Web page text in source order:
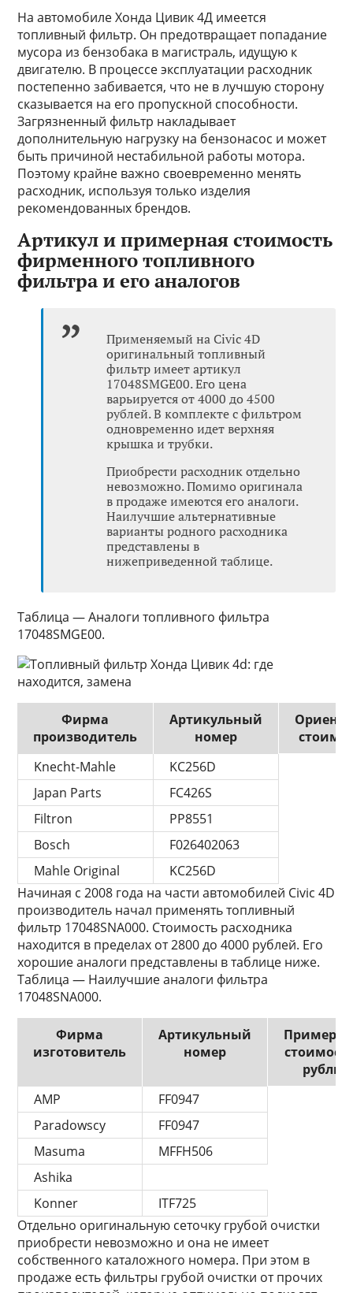
На автомобиле Хонда Цивик 4Д имеется
топливный фильтр. Он предотвращает попадание
мусора из бензобака в магистраль, идущую к
двигателю. В процессе эксплуатации расходник
постепенно забивается, что не в лучшую сторону
сказывается на его пропускной способности.
Загрязненный фильтр накладывает
дополнительную нагрузку на бензонасос и может
быть причиной нестабильной работы мотора.
Поэтому крайне важно своевременно менять
расходник, используя только изделия
рекомендованных брендов.
Артикул и примерная стоимость
фирменного топливного
фильтра и его аналогов
Применяемый на Civic 4D
оригинальный топливный
фильтр имеет артикул
17048SMGE00. Его цена
варьируется от 4000 до 4500
рублей. В комплекте с фильтром
одновременно идет верхняя
крышка и трубки.
Приобрести расходник отдельно
невозможно. Помимо оригинала
в продаже имеются его аналоги.
Наилучшие альтернативные
варианты родного расходника
представлены в
нижеприведенной таблице.
Таблица — Аналоги топливного фильтра
17048SMGE00.
Фирма
производитель
Артикульный
номер
Knecht-Mahle
KC256D
Japan Parts
FC426S
Filtron
PP8551
Bosch
F026402063
Mahle Original
KC256D
Начиная с 2008 года на части автомобилей Civic 4D
производитель начал применять топливный
фильтр 17048SNA000. Стоимость расходника
находится в пределах от 2800 до 4000 рублей. Его
хорошие аналоги представлены в таблице ниже.
Таблица — Наилучшие аналоги фильтра
17048SNA000.
Фирма
изготовитель
Артикульный
номер
рубль
AMP
FF0947
Paradowscy
FF0947
Masuma
MFFH506
Ashika
Konner
ITF725
Отдельно оригинальную сеточку грубой очистки
приобрести невозможно и она не имеет
собственного каталожного номера. При этом в
продаже есть фильтры грубой очистки от прочих